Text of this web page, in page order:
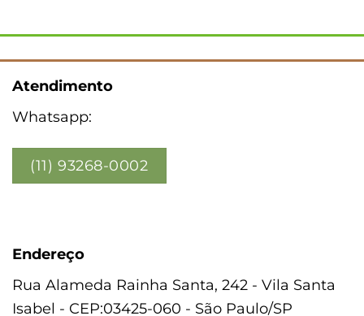
Atendimento
Whatsapp:
(11) 93268-0002
Endereço
Rua Alameda Rainha Santa, 242 - Vila Santa
Isabel - CEP:03425-060 - São Paulo/SP